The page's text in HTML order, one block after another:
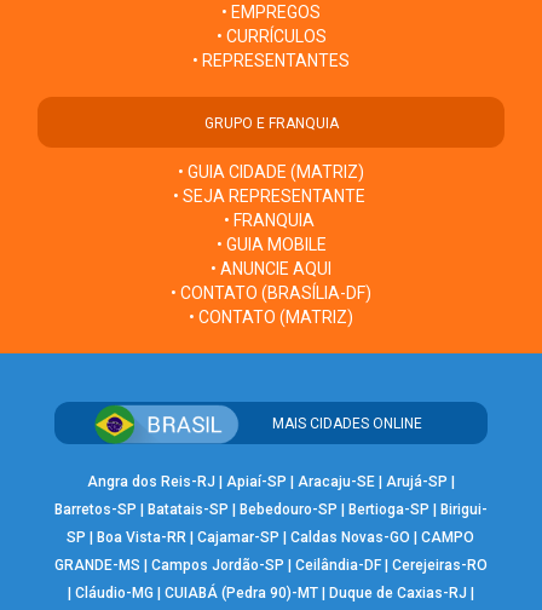
• EMPREGOS
• CURRÍCULOS
• REPRESENTANTES
GRUPO E FRANQUIA
• GUIA CIDADE (MATRIZ)
• SEJA REPRESENTANTE
• FRANQUIA
• GUIA MOBILE
• ANUNCIE AQUI
• CONTATO (BRASÍLIA-DF)
• CONTATO (MATRIZ)
MAIS CIDADES ONLINE
Angra dos Reis-RJ Apiaí-SP Aracaju-SE| Arujá-SP
Barretos-SP
Batatais-SP Bebedouro-SP Bertioga-SP
Birigui-
SP
Boa Vista-RR |Cajamar-SP |Caldas Novas-GO |CAMPO
GRANDE-MS
Campos Jordão-SP Ceilândia-DF| Cerejeiras-RO
Cláudio-MG CUIABÁ (Pedra 90)-MT| Duque de Caxias-RJ